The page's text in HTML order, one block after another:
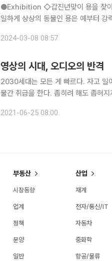
●Exhibition ◇갑진년맞이 용을 찾아라 일정 4월 7일까지 장소 국립중앙박물관 십이지신 중 유
일하게 상상의 동물인 용은 예부터
용맹하면서도 사람을 닮은 친근한 표
2024-03-08 08:57
영상의 시대, 오디오의 반격
2030세대는 모든 게 빠르다. 자고 일
물간 취급을 한다. 좁히려 해도 좁혀
세대)의 최신 문화를 파헤치고, 함께
2021-06-25 08:00
부동산
시장동향
업계
정책
분양
일반
산업
재계
전자/통신/IT
자동차
중화학
항공/물류